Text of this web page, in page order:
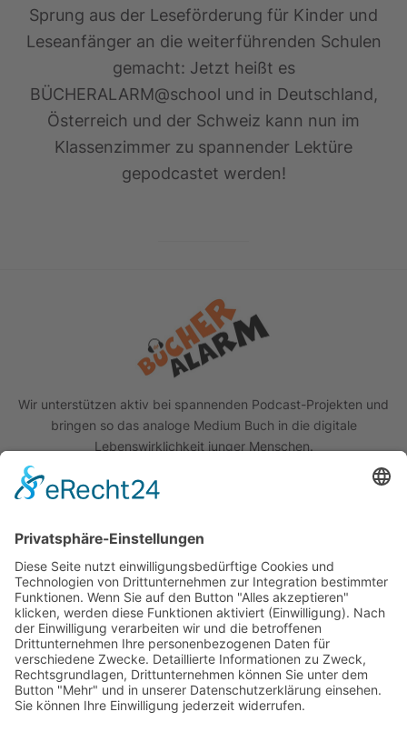
Sprung aus der Leseförderung für Kinder und
Leseanfänger an die weiterführenden Schulen
gemacht: Jetzt heißt es
BÜCHERALARM@school und in Deutschland,
Österreich und der Schweiz kann nun im
Klassenzimmer zu spannender Lektüre
gepodcastet werden!
Wir unterstützen aktiv bei spannenden Podcast-Projekten und
bringen so das analoge Medium Buch in die digitale
Lebenswirklichkeit junger Menschen.
Best Practice
Termine
Büchereien
Weiterführende Schulen
Podcast
Abonniere unseren Newsletter